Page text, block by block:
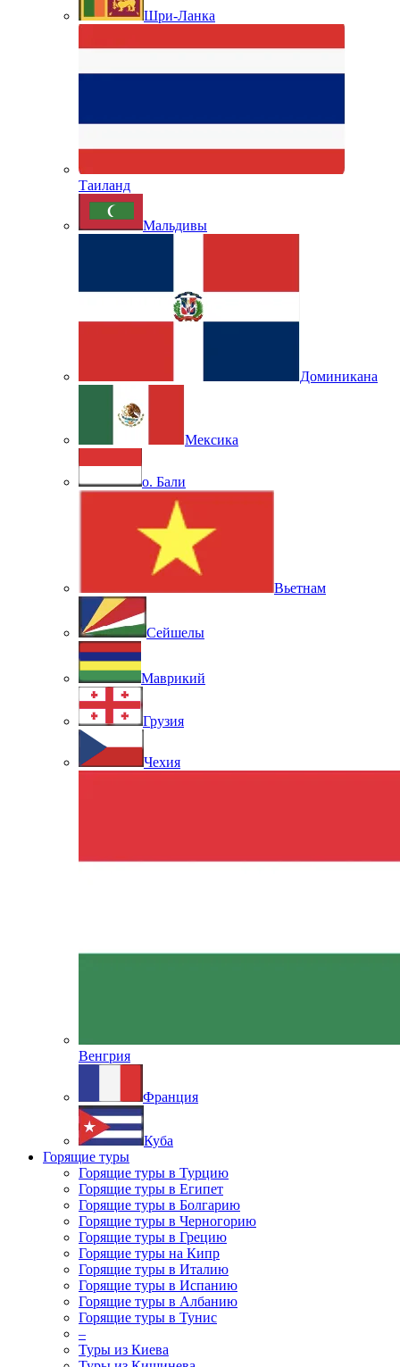
Шри-Ланка
Таиланд
Мальдивы
Доминикана
Мексика
о. Бали
Вьетнам
Сейшелы
Маврикий
Грузия
Чехия
Венгрия
Франция
Куба
Горящие туры
Горящие туры в Турцию
Горящие туры в Египет
Горящие туры в Болгарию
Горящие туры в Черногорию
Горящие туры в Грецию
Горящие туры на Кипр
Горящие туры в Италию
Горящие туры в Испанию
Горящие туры в Албанию
Горящие туры в Тунис
–
Туры из Киева